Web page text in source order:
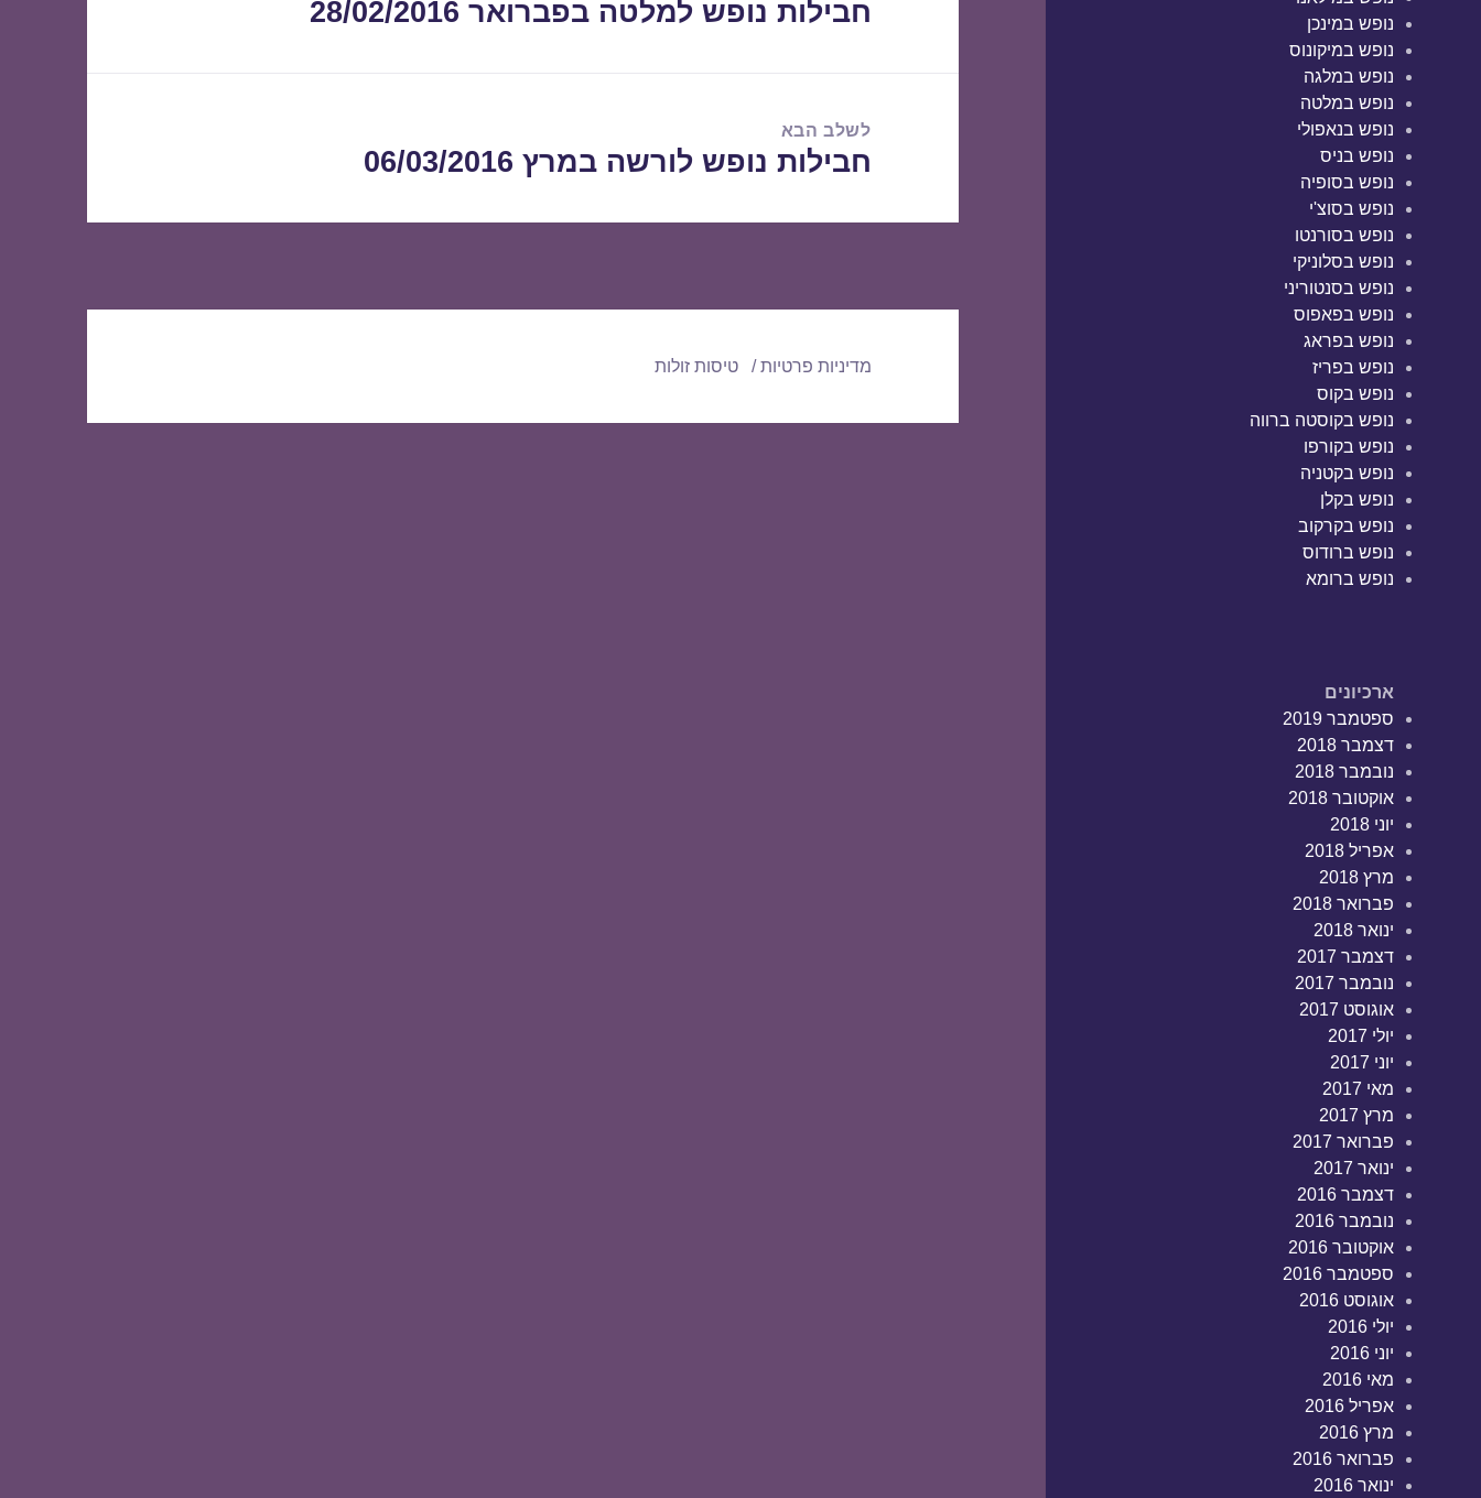
נופש במינכן
נופש במיקונוס
נופש במלגה
נופש במלטה
נופש בנאפולי
נופש בניס
נופש בסופיה
נופש בסוצ'י
נופש בסורנטו
נופש בסלוניקי
נופש בסנטוריני
נופש בפאפוס
נופש בפראג
נופש בפריז
נופש בקוס
נופש בקוסטה ברווה
נופש בקורפו
נופש בקטניה
נופש בקלן
נופש בקרקוב
נופש ברודוס
נופש ברומא
ארכיונים
ספטמבר 2019
דצמבר 2018
נובמבר 2018
אוקטובר 2018
יוני 2018
אפריל 2018
מרץ 2018
פברואר 2018
ינואר 2018
דצמבר 2017
נובמבר 2017
אוגוסט 2017
יולי 2017
יוני 2017
מאי 2017
מרץ 2017
פברואר 2017
ינואר 2017
דצמבר 2016
נובמבר 2016
אוקטובר 2016
ספטמבר 2016
אוגוסט 2016
יולי 2016
יוני 2016
מאי 2016
אפריל 2016
מרץ 2016
פברואר 2016
ינואר 2016
הפוסט
חבילות נופש למלטה בפברואר 28/02/2016
לשלב הבא
הפוסט
חבילות נופש לורשה במרץ 06/03/2016
מדיניות פרטיות טיסות זולות